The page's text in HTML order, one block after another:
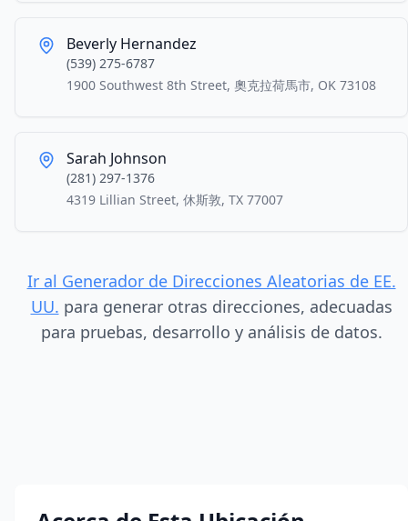
Beverly Hernandez
(539) 275-6787
1900 Southwest 8th Street, 奧克拉荷馬市, OK 73108
Sarah Johnson
(281) 297-1376
4319 Lillian Street, 休斯敦, TX 77007
Ir al Generador de Direcciones Aleatorias de EE.
UU. para generar otras direcciones, adecuadas
para pruebas, desarrollo y análisis de datos.